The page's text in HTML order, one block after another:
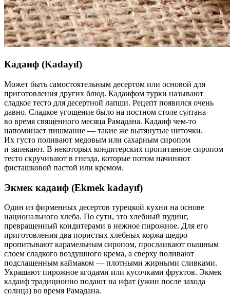
Кадаиф (Kadayıf)
Может быть самостоятельным десертом или основой для
приготовления других блюд. Кадаифом турки называют
сладкое тесто для десертной лапши. Рецепт появился очень
давно. Сладкое угощение было на постном столе султана
во время священного месяца Рамадана. Кадаиф чем-то
напоминает пишмание — такие же вытянутые ниточки.
Их густо поливают медовым или сахарным сиропом
и запекают. В некоторых кондитерских пропитанное сиропом
тесто скручивают в гнезда, которые потом начиняют
фисташковой пастой или кремом.
Экмек кадаиф (Ekmek kadayıf)
Один из фирменных десертов турецкой кухни на основе
национального хлеба. По сути, это хлебный пудинг,
превращенный кондитерами в нежное пирожное. Для его
приготовления два пористых хлебных коржа щедро
пропитывают карамельным сиропом, прослаивают пышным
слоем сладкого воздушного крема, а сверху поливают
подслащенным каймаком — плотными жирными сливками.
Украшают пирожное ягодами или кусочками фруктов. Экмек
кадаиф традиционно подают на ифат (ужин после захода
солнца) во время Рамадана.